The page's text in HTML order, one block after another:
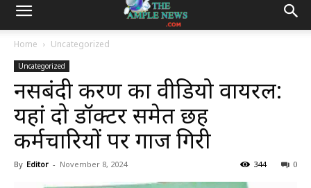
Home Uncategorized
Uncategorized
नसबंदी प्रकरण का वीडियो वायरल:
यहां दो डॉक्टर समेत छह
कर्मचारियों पर गाज गिरी
By Editor - November 8, 2024 0
344